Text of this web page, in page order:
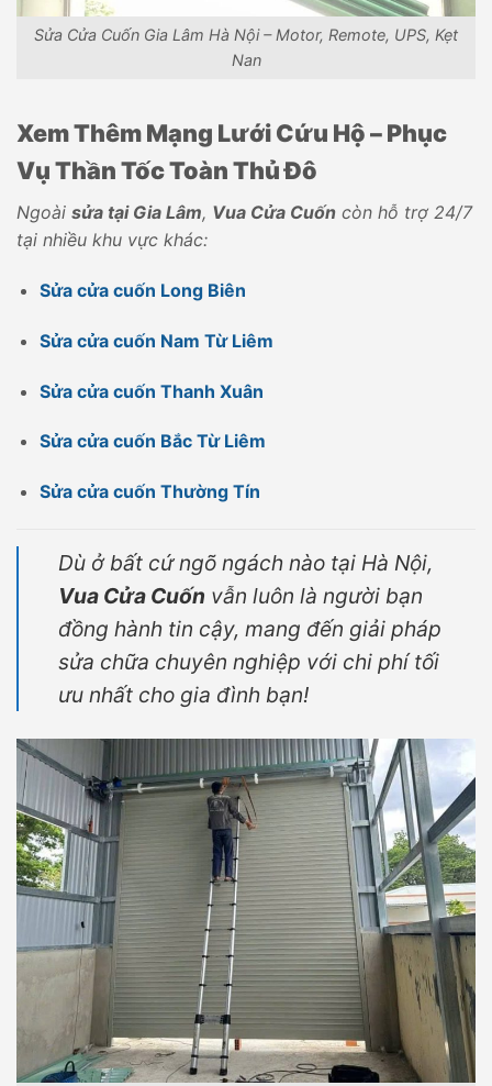
Sửa Cửa Cuốn Gia Lâm Hà Nội – Motor, Remote, UPS, Kẹt
Nan
Xem Thêm Mạng Lưới Cứu Hộ – Phục
Vụ Thần Tốc Toàn Thủ Đô
Ngoài sửa tại Gia Lâm, Vua Cửa Cuốn còn hỗ trợ 24/7
tại nhiều khu vực khác:
Sửa cửa cuốn Long Biên
Sửa cửa cuốn Nam Từ Liêm
Sửa cửa cuốn Thanh Xuân
Sửa cửa cuốn Bắc Từ Liêm
Sửa cửa cuốn Thường Tín
Dù ở bất cứ ngõ ngách nào tại Hà Nội,
Vua Cửa Cuốn vẫn luôn là người bạn
đồng hành tin cậy, mang đến giải pháp
sửa chữa chuyên nghiệp với chi phí tối
ưu nhất cho gia đình bạn!